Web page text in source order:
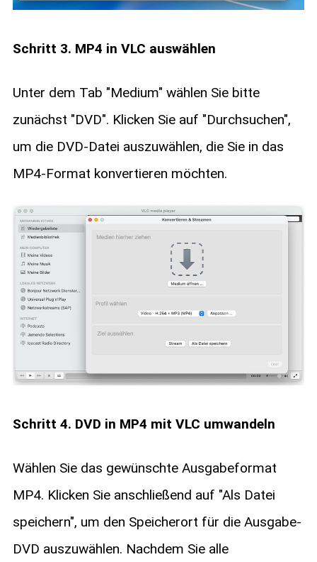
Schritt 3. MP4 in VLC auswählen
Unter dem Tab "Medium" wählen Sie bitte
zunächst "DVD". Klicken Sie auf "Durchsuchen",
um die DVD-Datei auszuwählen, die Sie in das
MP4-Format konvertieren möchten.
Schritt 4. DVD in MP4 mit VLC umwandeln
Wählen Sie das gewünschte Ausgabeformat
MP4. Klicken Sie anschließend auf "Als Datei
speichern", um den Speicherort für die Ausgabe-
DVD auszuwählen. Nachdem Sie alle